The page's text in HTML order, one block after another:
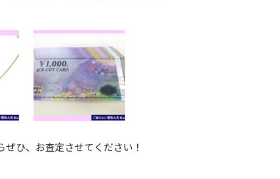
ひ、お査定させてください！